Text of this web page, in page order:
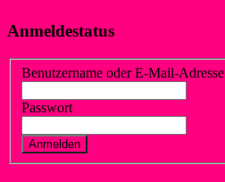
Anmeldestatus
Benutzername oder E-Mail-Adresse
Passwort